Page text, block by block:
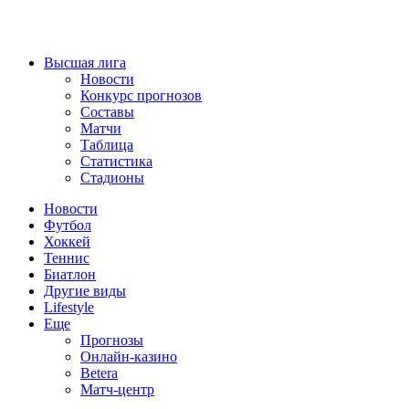
Высшая лига
Новости
Конкурс прогнозов
Составы
Матчи
Таблица
Статистика
Стадионы
Новости
Футбол
Хоккей
Теннис
Биатлон
Другие виды
Lifestyle
Еще
Прогнозы
Онлайн-казино
Betera
Матч-центр